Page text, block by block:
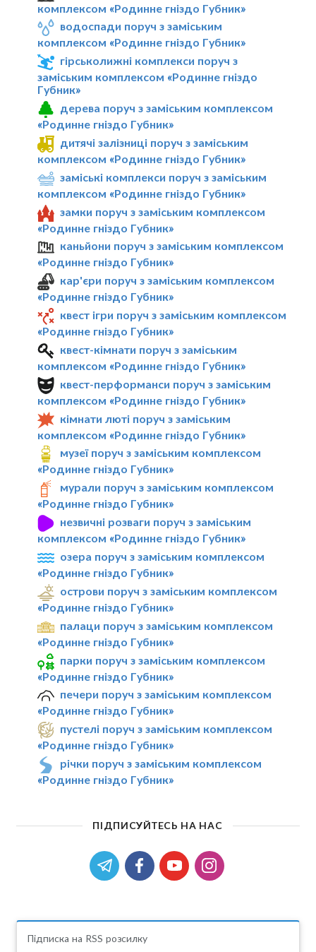
комплексом «Родинне гніздо Губник»
водоспади поруч з заміським
комплексом «Родинне гніздо Губник»
гірськолижні комплекси поруч з
заміським комплексом «Родинне гніздо
Губник»
дерева поруч з заміським комплексом
«Родинне гніздо Губник»
дитячі залізниці поруч з заміським
комплексом «Родинне гніздо Губник»
заміські комплекси поруч з заміським
комплексом «Родинне гніздо Губник»
замки поруч з заміським комплексом
«Родинне гніздо Губник»
каньйони поруч з заміським комплексом
«Родинне гніздо Губник»
кар'єри поруч з заміським комплексом
«Родинне гніздо Губник»
квест ігри поруч з заміським комплексом
«Родинне гніздо Губник»
квест-кімнати поруч з заміським
комплексом «Родинне гніздо Губник»
квест-перформанси поруч з заміським
комплексом «Родинне гніздо Губник»
кімнати люті поруч з заміським
комплексом «Родинне гніздо Губник»
музеї поруч з заміським комплексом
«Родинне гніздо Губник»
мурали поруч з заміським комплексом
«Родинне гніздо Губник»
незвичні розваги поруч з заміським
комплексом «Родинне гніздо Губник»
озера поруч з заміським комплексом
«Родинне гніздо Губник»
острови поруч з заміським комплексом
«Родинне гніздо Губник»
палаци поруч з заміським комплексом
«Родинне гніздо Губник»
парки поруч з заміським комплексом
«Родинне гніздо Губник»
печери поруч з заміським комплексом
«Родинне гніздо Губник»
пустелі поруч з заміським комплексом
«Родинне гніздо Губник»
річки поруч з заміським комплексом
«Родинне гніздо Губник»
ПІДПИСУЙТЕСЬ НА НАС
Підписка на RSS розсилку